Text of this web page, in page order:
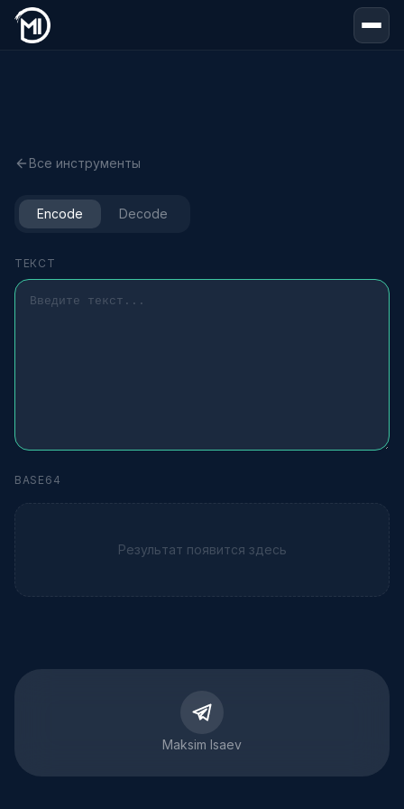
Все инструменты
Encode Decode
ТЕКСТ
BASE64
Результат появится здесь
Maksim Isaev